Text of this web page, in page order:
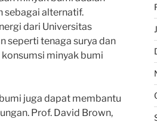
sebagai alternatif.
dari Universitas
seperti tenaga surya dan
minyak bumi
juga dapat membantu
Prof. David Brown,